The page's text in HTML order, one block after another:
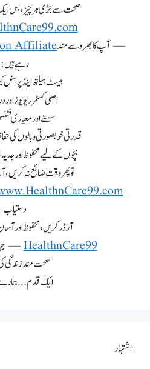
صحت سے جڑی ہر چیز، بس
— آپ کا بھروسے مندAffiliate
رہے ہیں:
بیسٹ ہیلتھ اینڈ
اصلی کسٹمر ریویوز
سستے اور معیاری
قدرتی خوبصورتی و بالوں
بچوں کے لیے محفوظ اور جدید
تو پھر وقت ضائع نہ
دستیاب
آرڈر کریں، محفوظ اور
HealthnCare99
—
صحت مند
ایک قدم...
اشتہار